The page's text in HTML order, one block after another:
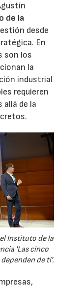
de la
desde
En
son los
la
industrial
requieren
allá de la
Instituto de la
'Las cinco
de ti'.